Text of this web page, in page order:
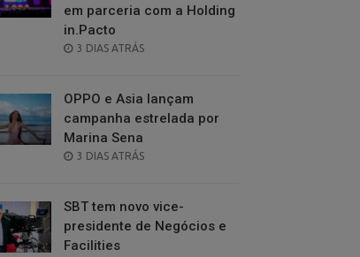
em parceria com a Holding
in.Pacto
POSTED
3 DIAS ATRÁS
OPPO e Asia lançam
campanha estrelada por
Marina Sena
POSTED
3 DIAS ATRÁS
SBT tem novo vice-
presidente de Negócios e
Facilities